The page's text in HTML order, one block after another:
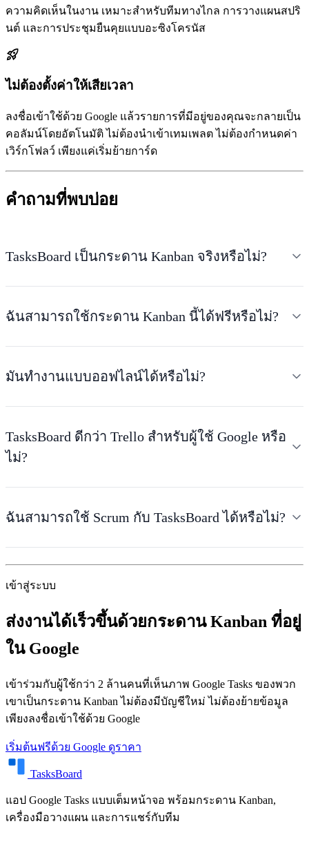
ความคิดเห็นในงาน เหมาะสำหรับทีมทางไกล การวางแผนสปริ
นต์ และการประชุมยืนคุยแบบอะซิงโครนัส
rocket_launch
ไม่ต้องตั้งค่าให้เสียเวลา
ลงชื่อเข้าใช้ด้วย Google แล้วรายการที่มีอยู่ของคุณจะกลายเป็น
คอลัมน์โดยอัตโนมัติ ไม่ต้องนำเข้าเทมเพลต ไม่ต้องกำหนดค่า
เวิร์กโฟลว์ เพียงแค่เริ่มย้ายการ์ด
คำถามที่พบบ่อย
TasksBoard เป็นกระดาน Kanban จริงหรือไม่?
ฉันสามารถใช้กระดาน Kanban นี้ได้ฟรีหรือไม่?
มันทำงานแบบออฟไลน์ได้หรือไม่?
TasksBoard ดีกว่า Trello สำหรับผู้ใช้ Google หรือ
ไม่?
ฉันสามารถใช้ Scrum กับ TasksBoard ได้หรือไม่?
เข้าสู่ระบบ
ส่งงานได้เร็วขึ้นด้วยกระดาน Kanban ที่อยู่
ใน Google
เข้าร่วมกับผู้ใช้กว่า 2 ล้านคนที่เห็นภาพ Google Tasks ของพวก
เขาเป็นกระดาน Kanban ไม่ต้องมีบัญชีใหม่ ไม่ต้องย้ายข้อมูล
เพียงลงชื่อเข้าใช้ด้วย Google
เริ่มต้นฟรีด้วย Google ดูราคา
TasksBoard
แอป Google Tasks แบบเต็มหน้าจอ พร้อมกระดาน Kanban,
เครื่องมือวางแผน และการแชร์กับทีม